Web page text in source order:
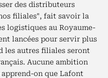
des distributeurs
filiales", fait savoir la
logistiques au Royaume-
lancées pour servir plus
les autres filiales seront
Aucune ambition
on que Lafont